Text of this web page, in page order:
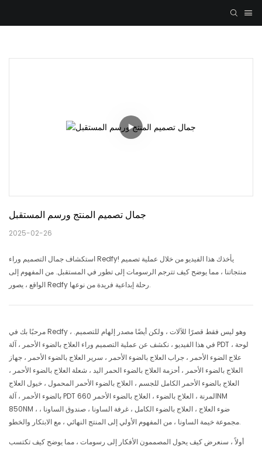
جمال تصميم المنتج ورسم المستقبل
2025-02-26
استكشاف جمال التصميم وراء Redfy! يأخذك هذا الفيديو من خلال عملية تصميم
منتجاتنا ، مما يوضح كيف تترجم الرسومات إلى تطور في المستقبل. من المفهوم إلى
الواقع ، يصور Redfy رحلة إبداعية فريدة من نوعها.
مرحبًا بك في Redfy ، وهو ليس فقط قصرًا للآلات ، ولكن أيضًا مصدر إلهام للتصميم.
في هذا الفيديو ، نكشف عن عملية التصميم وراء العلاج بالضوء الأحمر ، آلة PDT ، لوحة
علاج الضوء الأحمر ، جراب العلاج بالضوء الأحمر ، سرير العلاج بالضوء الأحمر ، جهاز
العلاج بالضوء الأحمر ، أحزمة العلاج بالضوء الحمر اليد ، شعلة العلاج بالضوء الأحمر ،
العلاج بالضوء الأحمر الكامل للجسم ، العلاج بالضوء الأحمر المحمول ، خيول العلاج
بالضوء الأحمر ، آلة PDT المرنة ، العلاج بالضوء ، العلاج بالضوء الأحمر 660NM
850NM ، ضوء العلاج ، العلاج بالضوء الكامل ، غرفة الساونا ، صندوق الساونا ،
مجموعة خيمة الساونا ، من المفهوم الأولي إلى المنتج النهائي ، مع الابتكار والخطو.
أولاً ، سنعرض كيف يحول المصممون الأفكار إلى رسومات ، مما يوضح كيف تكتسب